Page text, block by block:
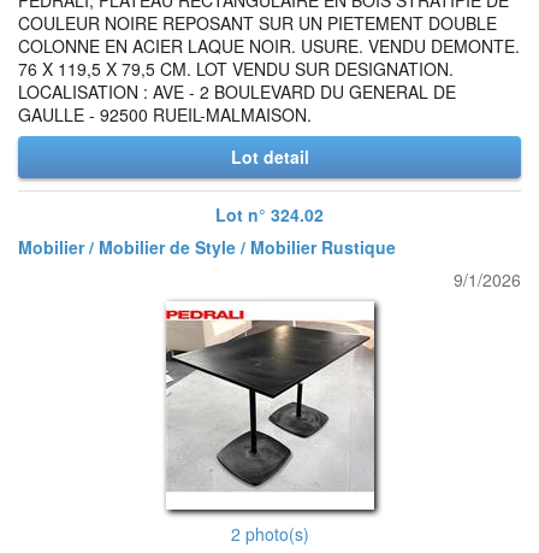
COULEUR NOIRE REPOSANT SUR UN PIETEMENT DOUBLE
COLONNE EN ACIER LAQUE NOIR. USURE. VENDU DEMONTE.
76 X 119,5 X 79,5 CM. LOT VENDU SUR DESIGNATION.
LOCALISATION : AVE - 2 BOULEVARD DU GENERAL DE
GAULLE - 92500 RUEIL-MALMAISON.
Lot detail
Lot n° 324.02
Mobilier / Mobilier de Style / Mobilier Rustique
9/1/2026
2 photo(s)